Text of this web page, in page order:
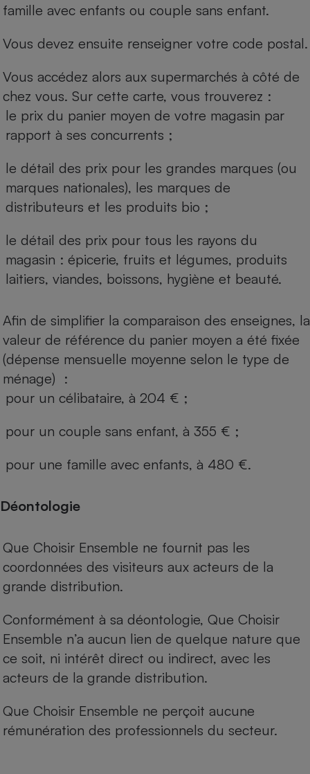
famille avec enfants ou couple sans enfant.
Vous devez ensuite renseigner votre code postal.
Vous accédez alors aux supermarchés à côté de
chez vous. Sur cette carte, vous trouverez :
le prix du panier moyen de votre magasin par
rapport à ses concurrents ;
le détail des prix pour les grandes marques (ou
marques nationales), les marques de
distributeurs et les produits bio ;
le détail des prix pour tous les rayons du
magasin : épicerie, fruits et légumes, produits
laitiers, viandes, boissons, hygiène et beauté.
Afin de simplifier la comparaison des enseignes, la
valeur de référence du panier moyen a été fixée
(dépense mensuelle moyenne selon le type de
ménage) :
pour un célibataire, à 204 € ;
pour un couple sans enfant, à 355 € ;
pour une famille avec enfants, à 480 €.
Déontologie
Que Choisir Ensemble ne fournit pas les
coordonnées des visiteurs aux acteurs de la
grande distribution.
Conformément à sa déontologie, Que Choisir
Ensemble n’a aucun lien de quelque nature que
ce soit, ni intérêt direct ou indirect, avec les
acteurs de la grande distribution.
Que Choisir Ensemble ne perçoit aucune
rémunération des professionnels du secteur.